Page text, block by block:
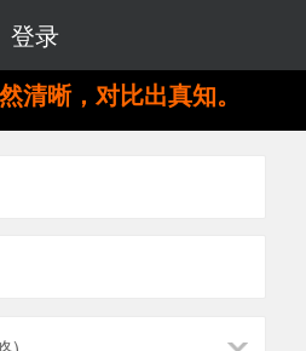
清晰，对比出真知。
登录